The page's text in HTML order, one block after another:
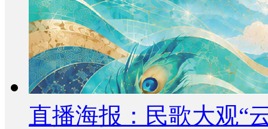
直播海报：民歌大观“